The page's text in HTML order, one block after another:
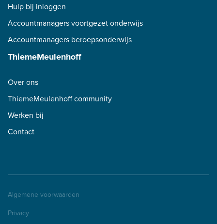
Hulp bij inloggen
Accountmanagers voortgezet onderwijs
Accountmanagers beroepsonderwijs
ThiemeMeulenhoff
Over ons
ThiemeMeulenhoff community
Werken bij
Contact
Algemene voorwaarden
Privacy